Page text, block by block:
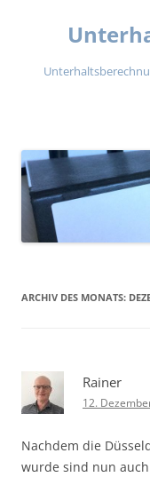
ARCHIV DES MONATS:
Rainer
12.
Nachdem die
wurde sind nun